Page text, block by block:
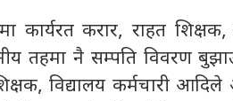
कार्यरत करार, राहत
तहमा नै सम्पति विवरण
विद्यालय कर्मचारी